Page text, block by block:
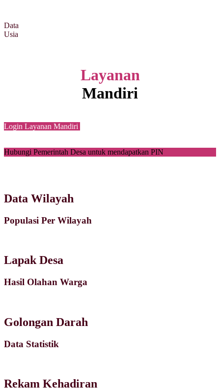
Data
Usia
Layanan
Mandiri
Login Layanan Mandiri
Hubungi Pemerintah Desa untuk mendapatkan PIN
Data Wilayah
Populasi Per Wilayah
Lapak Desa
Hasil Olahan Warga
Golongan Darah
Data Statistik
Rekam Kehadiran